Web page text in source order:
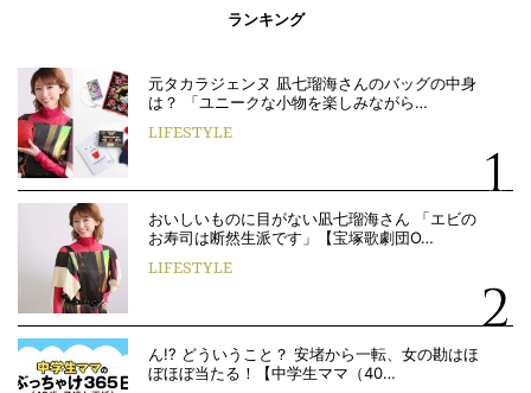
ランキング
元タカラジェンヌ 凪七瑠海さんのバッグの中身
は？ 「ユニークな小物を楽しみながら…
LIFESTYLE
おいしいものに目がない凪七瑠海さん 「エビの
お寿司は断然生派です」【宝塚歌劇団O…
LIFESTYLE
ん!? どういうこと？ 安堵から一転、女の勘はほ
ぼほぼ当たる！【中学生ママ（40…